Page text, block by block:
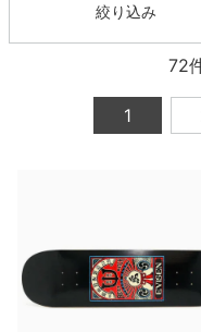
絞り込み
72
1
7.7inch
8.1inch
7.8inch
8.2inch
56mm
60mm
ボーンズ XF（エック
ボーンズ STF（エス
ソフトウィール（ク
ベアリング
デッキテープ
足回りセット（ト
24cm
26cm
インソール
シューレース・その他
トレーナー・セータ
パンツ
7分袖シャツ・ラグラ
ブランド紹介
求人情報
プライバシーポリシー